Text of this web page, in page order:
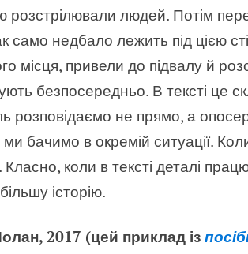
розстрілювали людей. Потім
само недбало лежить під цією
місця, привели до підвалу й
безпосередньо. В тексті це
розповідаємо не прямо, а
бачимо в окремій ситуації.
Класно, коли в тексті деталі
історію.
2017 (цей приклад із